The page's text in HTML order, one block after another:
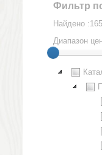
Фильтр
Найдено
Диапазон